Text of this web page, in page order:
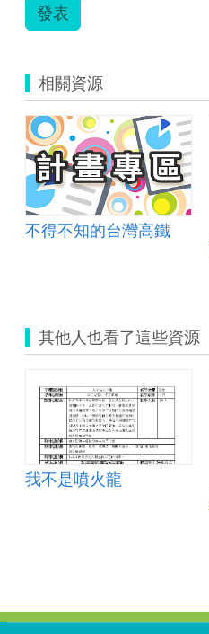
發表
相關資源
不得不知的台灣高鐵
其他人也看了這些資源
我不是噴火龍